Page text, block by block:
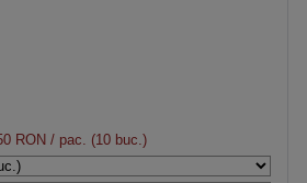
RON / pac. (10 buc.)